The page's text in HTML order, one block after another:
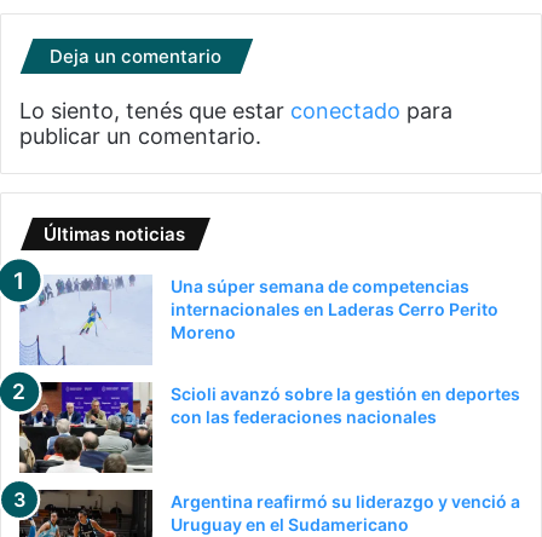
Deja un comentario
Lo siento, tenés que estar conectado para
publicar un comentario.
Últimas noticias
Una súper semana de competencias
internacionales en Laderas Cerro Perito
Moreno
Scioli avanzó sobre la gestión en deportes
con las federaciones nacionales
Argentina reafirmó su liderazgo y venció a
Uruguay en el Sudamericano